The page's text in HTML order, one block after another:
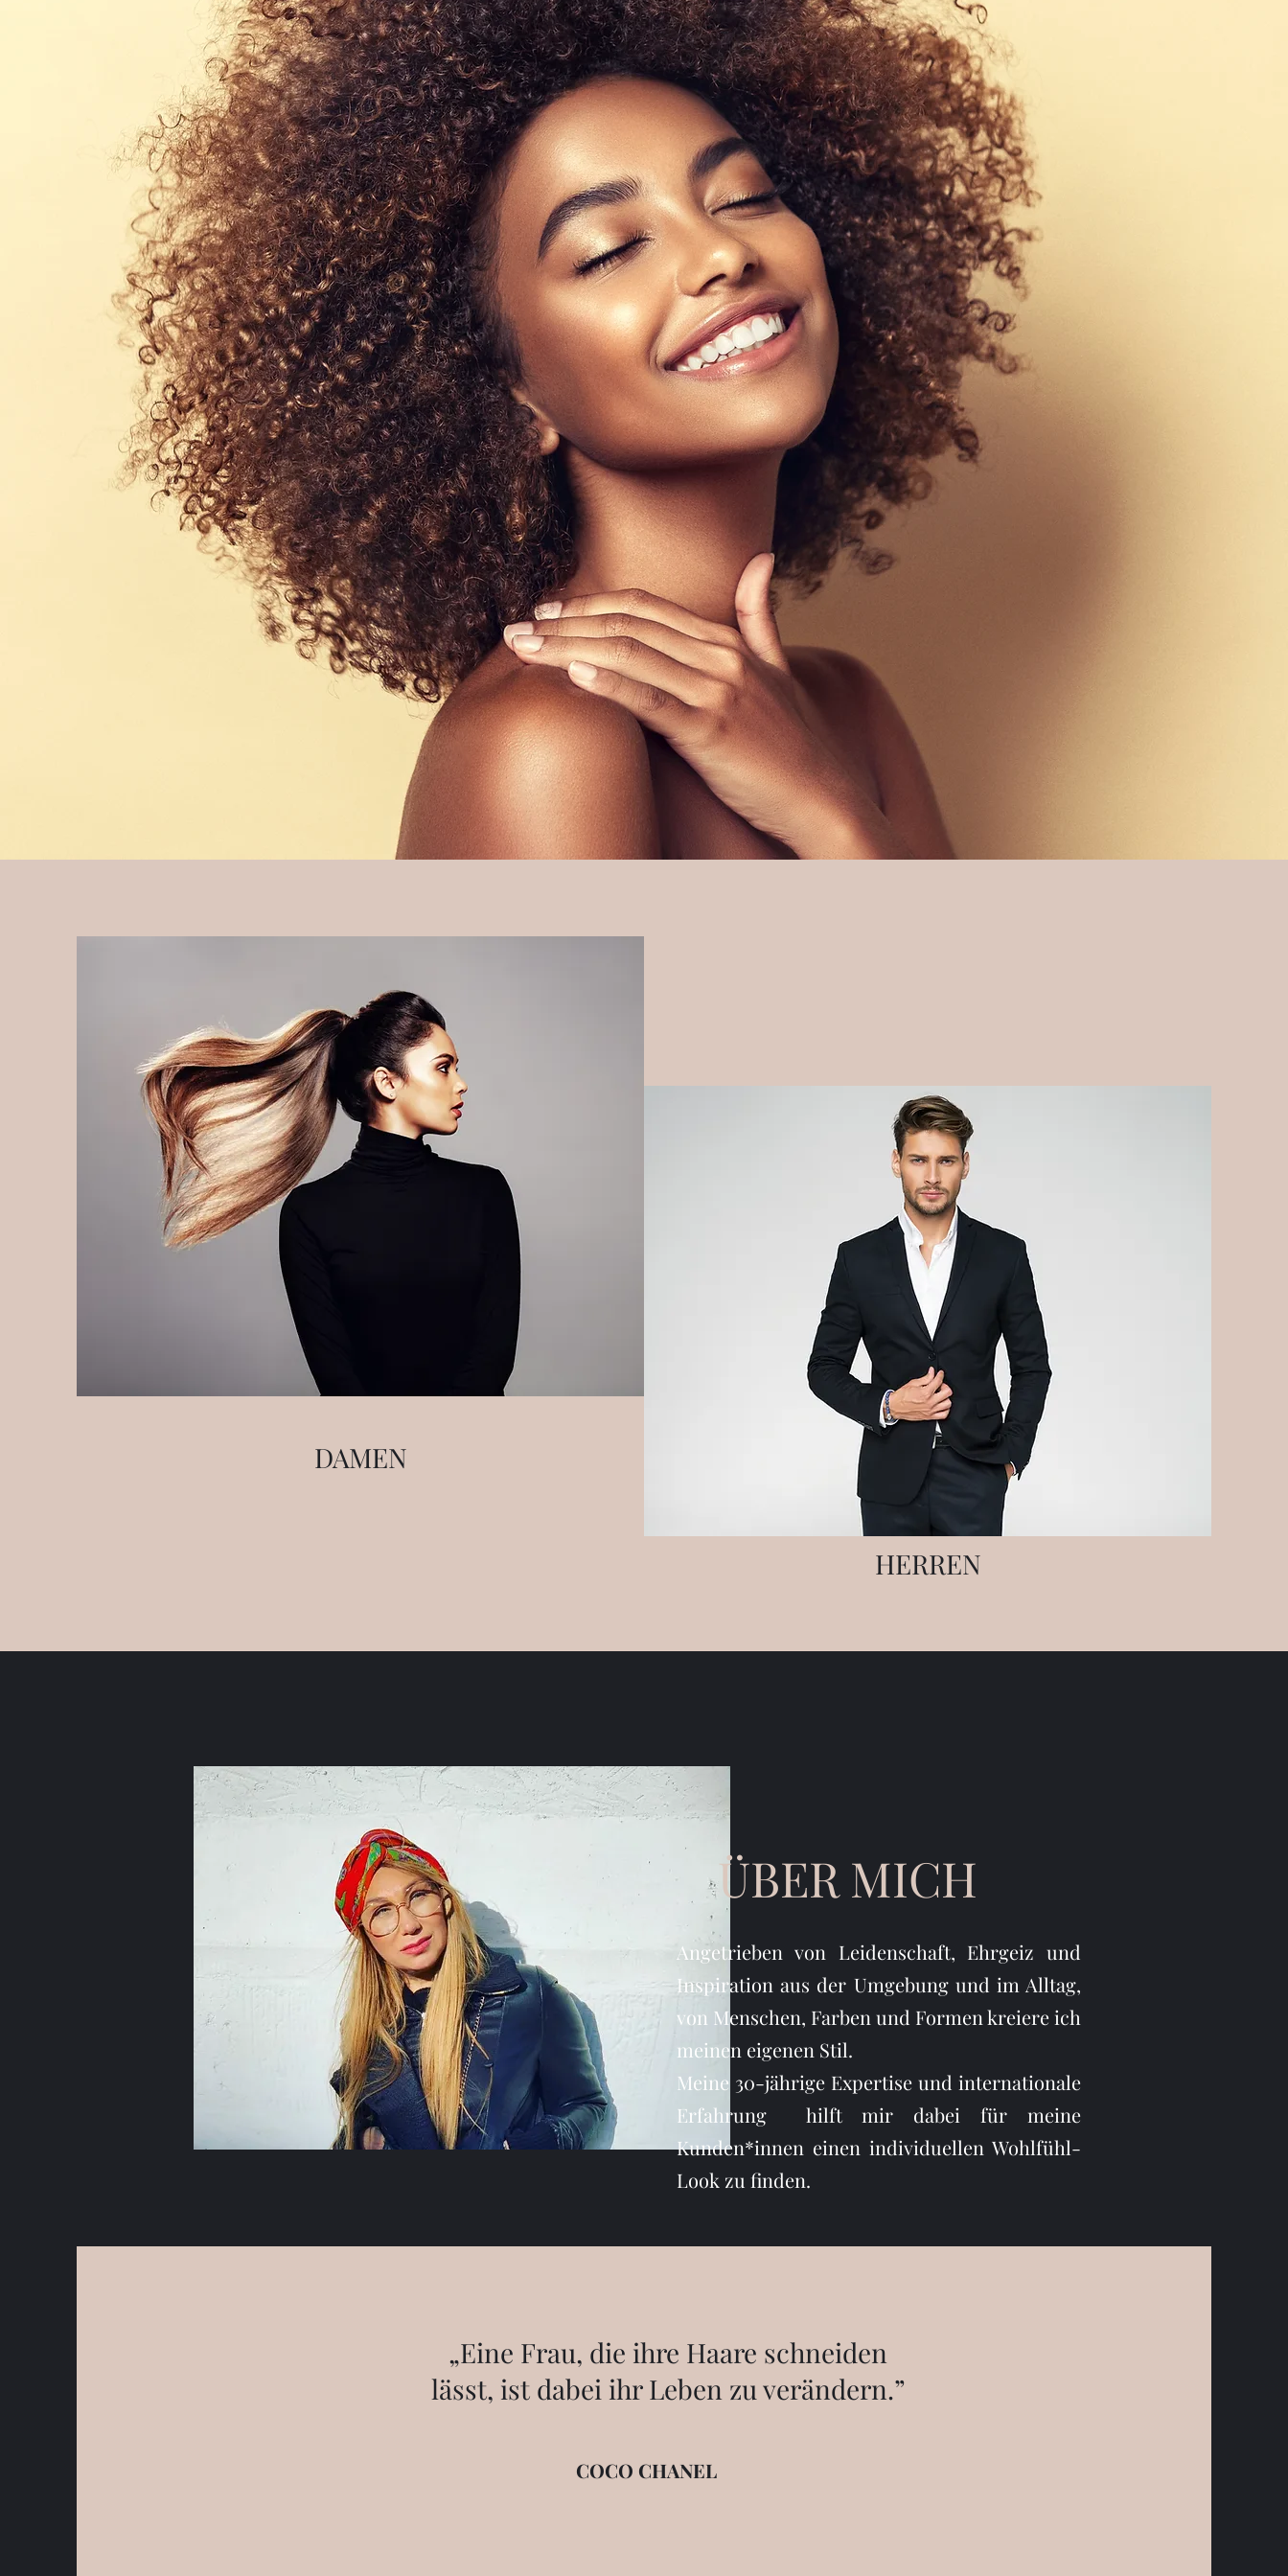
Haarpflege im Sommer:
Traumhafte Sommermähne
HERREN
DAMEN
ÜBER MICH
Angetrieben von Leidenschaft, Ehrgeiz und
Inspiration aus der Umgebung und im Alltag,
von Menschen, Farben und Formen kreiere ich
meinen eigenen Stil.
Meine 30-jährige Expertise und internationale
Erfahrung hilft mir dabei für meine
Kunden*innen einen individuellen Wohlfühl-
Look zu finden.
„Eine Frau, die ihre Haare schneiden
lässt, ist dabei ihr Leben zu verändern.”
COCO CHANEL